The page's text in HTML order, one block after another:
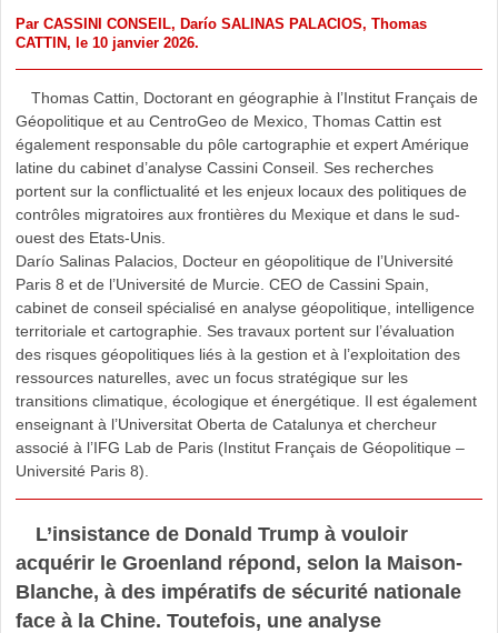
Par CASSINI CONSEIL, Darío SALINAS PALACIOS, Thomas
CATTIN, le 10 janvier 2026.
Thomas Cattin, Doctorant en géographie à l’Institut Français de
Géopolitique et au CentroGeo de Mexico, Thomas Cattin est
également responsable du pôle cartographie et expert Amérique
latine du cabinet d’analyse Cassini Conseil. Ses recherches
portent sur la conflictualité et les enjeux locaux des politiques de
contrôles migratoires aux frontières du Mexique et dans le sud-
ouest des Etats-Unis.
Darío Salinas Palacios, Docteur en géopolitique de l’Université
Paris 8 et de l’Université de Murcie. CEO de Cassini Spain,
cabinet de conseil spécialisé en analyse géopolitique, intelligence
territoriale et cartographie. Ses travaux portent sur l’évaluation
des risques géopolitiques liés à la gestion et à l’exploitation des
ressources naturelles, avec un focus stratégique sur les
transitions climatique, écologique et énergétique. Il est également
enseignant à l’Universitat Oberta de Catalunya et chercheur
associé à l’IFG Lab de Paris (Institut Français de Géopolitique –
Université Paris 8).
L’insistance de Donald Trump à vouloir
acquérir le Groenland répond, selon la Maison-
Blanche, à des impératifs de sécurité nationale
face à la Chine. Toutefois, une analyse